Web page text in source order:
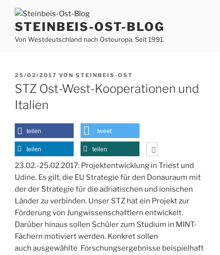
Inhalt
springenSTEINBEIS-OST-BLOG
Von Westdeutschland nach Osteuropa. Seit 1991.
VERÖFFENTLICHT
AM
25/02/2017 VON STEINBEIS-OST
STZ Ost-West-Kooperationen und
Italien
teilen tweet
teilen teilen
23.02.-25.02.2017: Projektentwicklung in Triest und
Udine. Es gilt, die EU Strategie für den Donauraum mit
der der Strategie für die adriatischen und ionischen
Länder zu verbinden. Unser STZ hat ein Projekt zur
Förderung von Jungwissenschaftlern entwickelt.
Darüber hinaus sollen Schüler zum Studium in MINT-
Fächern motiviert werden. Konkret sollen
auch ausgewählte Forschungsergebnisse beispielhaft